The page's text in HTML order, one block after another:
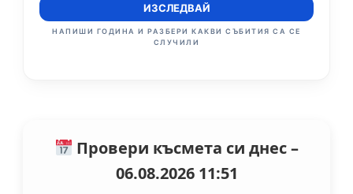
ИЗСЛЕДВАЙ
НАПИШИ ГОДИНА И РАЗБЕРИ КАКВИ СЪБИТИЯ СА СЕ
СЛУЧИЛИ
Провери късмета си днес –
06.08.2026 11:51